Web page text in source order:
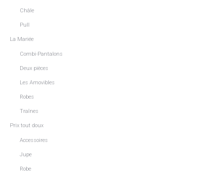
Châle
Pull
La Mariée
Combi-Pantalons
Deux pièces
Les Amovibles
Robes
Traînes
Prix tout doux
Accessoires
Jupe
Robe